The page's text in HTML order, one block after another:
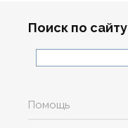
Поиск по сайту
Помощь